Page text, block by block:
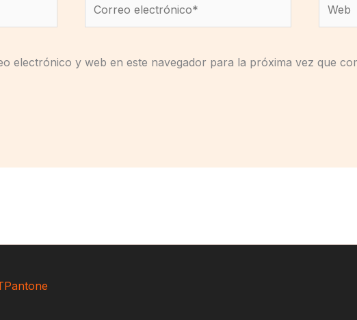
electrónico*
electrónico y web en este navegador para la próxima vez que